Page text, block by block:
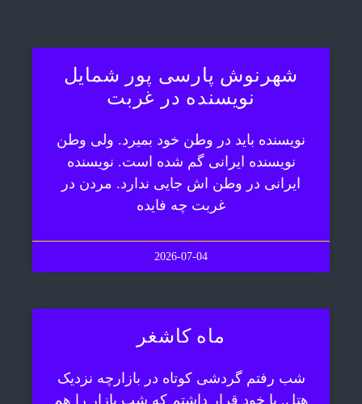
شهرنوش پارسی پور شمایل
نویسنده در غربت
نویسنده باید در وطن خود بمیرد. ولی وطن
نویسنده ایرانی گم شده است. نویسنده
ایرانی در وطن اش جایی ندارد. مردن در
غربت چه فایده
2026-07-04
ماه کاشغر
شب رفتم گردشی کوتاه در بازارچه نزدیک
هتل. با خود قرار داشتم که شب بازار را هم